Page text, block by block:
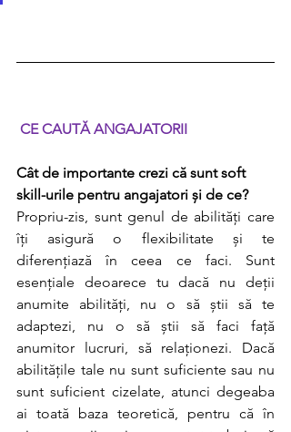
CE CAUTĂ ANGAJATORII
Cât de importante crezi că sunt soft
skill-urile pentru angajatori și de ce?
Propriu-zis, sunt genul de abilități care
îți asigură o flexibilitate și te
diferențiază în ceea ce faci. Sunt
esențiale deoarece tu dacă nu deții
anumite abilități, nu o să știi să te
adaptezi, nu o să știi să faci față
anumitor lucruri, să relaționezi. Dacă
abilitățile tale nu sunt suficiente sau nu
sunt suficient cizelate, atunci degeaba
ai toată baza teoretică, pentru că în